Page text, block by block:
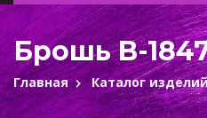
Брошь B-
Главная Каталог